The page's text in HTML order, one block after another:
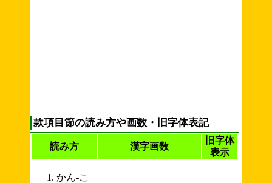
款項目節の読み方や画数・旧字体表記
読み方 漢字画数
旧字体
表示
かん-こ